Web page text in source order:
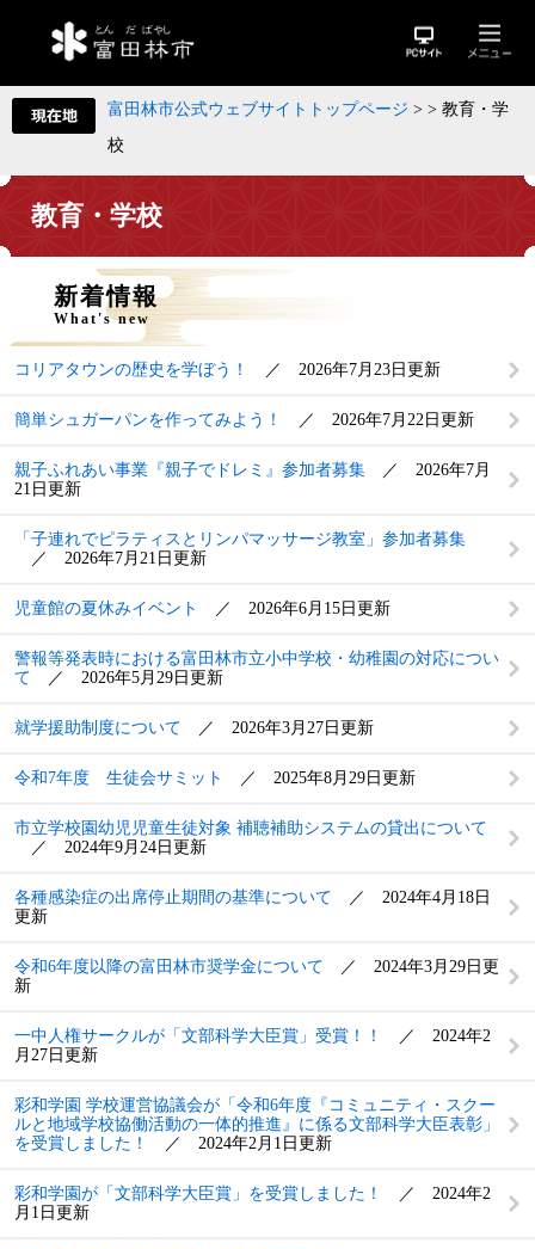
富田林市公式ウェブサイトトップページ > > 教育・学
校
教育・学校
新着情報
What's new
コリアタウンの歴史を学ぼう！ 2026年7月23日更新
簡単シュガーパンを作ってみよう！ 2026年7月22日更新
親子ふれあい事業『親子でドレミ』参加者募集
2026年7月
21日更新
「子連れでピラティスとリンパマッサージ教室」参加者募集
2026年7月21日更新
児童館の夏休みイベント 2026年6月15日更新
警報等発表時における富田林市立小中学校・幼稚園の対応につい
て
2026年5月29日更新
就学援助制度について 2026年3月27日更新
令和7年度 生徒会サミット 2025年8月29日更新
市立学校園幼児児童生徒対象 補聴補助システムの貸出について
2024年9月24日更新
各種感染症の出席停止期間の基準について
2024年4月18日
更新
令和6年度以降の富田林市奨学金について
2024年3月29日更
新
一中人権サークルが「文部科学大臣賞」受賞！！
2024年2
月27日更新
彩和学園 学校運営協議会が「令和6年度『コミュニティ・スクー
ルと地域学校協働活動の一体的推進』に係る文部科学大臣表彰」
を受賞しました！
2024年2月1日更新
彩和学園が「文部科学大臣賞」を受賞しました！
2024年2
月1日更新